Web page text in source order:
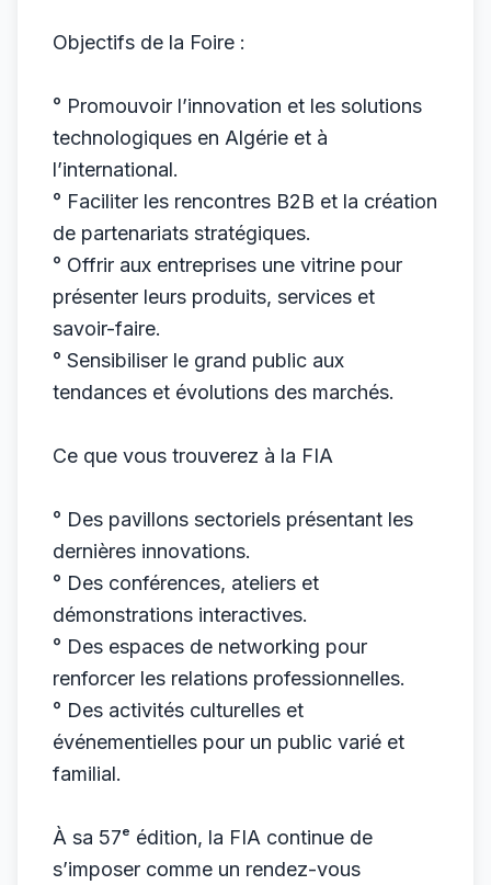
Objectifs de la Foire :
° Promouvoir l’innovation et les solutions
technologiques en Algérie et à
l’international.
° Faciliter les rencontres B2B et la création
de partenariats stratégiques.
° Offrir aux entreprises une vitrine pour
présenter leurs produits, services et
savoir-faire.
° Sensibiliser le grand public aux
tendances et évolutions des marchés.
Ce que vous trouverez à la FIA
° Des pavillons sectoriels présentant les
dernières innovations.
° Des conférences, ateliers et
démonstrations interactives.
° Des espaces de networking pour
renforcer les relations professionnelles.
° Des activités culturelles et
événementielles pour un public varié et
familial.
À sa 57ᵉ édition, la FIA continue de
s’imposer comme un rendez-vous